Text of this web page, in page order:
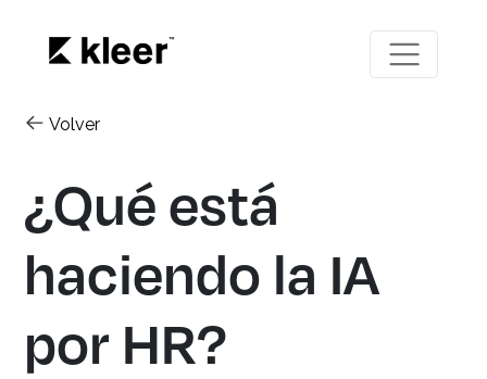
Volver
¿Qué está
haciendo la IA
por HR?